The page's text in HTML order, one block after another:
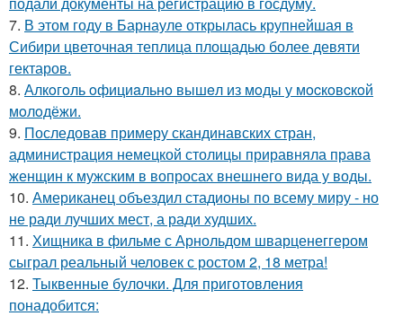
7. В этом году в Барнауле открылась крупнейшая в
Сибири цветочная теплица площадью более девяти
гектаров.
8. Алкoгoль oфициaльнo вышeл из мoды у мocкoвcкoй
мoлoдёжи.
9. Последовав примеру скандинавских стран,
администрация немецкой столицы приравняла права
женщин к мужским в вопросах внешнего вида у воды.
10. Американец объездил стадионы по всему миру - но
не ради лучших мест, а ради худших.
11. Хищника в фильме с Арнольдом шварценеггером
сыграл реальный человек с ростом 2, 18 метра!
12. Тыквенные булочки. Для приготовления
понадобится: